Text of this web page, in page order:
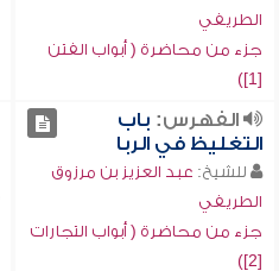
الطريفي
جزء من محاضرة ( أبواب الفتن
[1])
الفهرس: باب
التغليظ في الربا
للشيخ: عبد العزيز بن مرزوق
الطريفي
جزء من محاضرة ( أبواب التجارات
[2])